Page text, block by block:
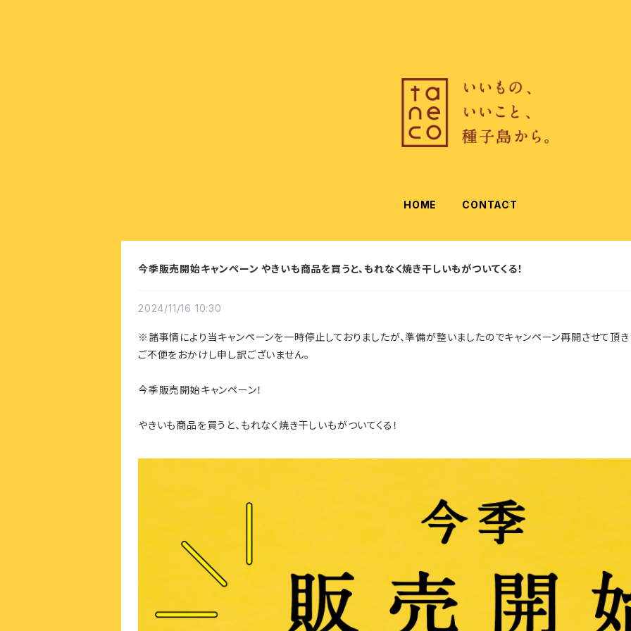
HOME CONTACT
今季販売開始キャンペーン やきいも商品を買うと、もれなく焼き干しいもがついてくる！
2024/11/16 10:30
※諸事情により当キャンペーンを一時停止しておりましたが、準備が整いましたのでキャンペーン再開させて頂き
ご不便をおかけし申し訳ございません。
今季販売開始キャンペーン！
やきいも商品を買うと、もれなく焼き干しいもがついてくる！